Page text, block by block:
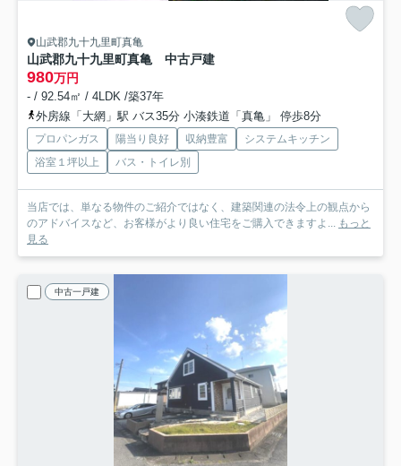
山武郡九十九里町真亀
山武郡九十九里町真亀 中古戸建
980万円
- / 92.54㎡ / 4LDK /築37年
外房線「大網」駅 バス35分 小湊鉄道「真亀」 停歩8分
プロパンガス 陽当り良好 収納豊富
システムキッチン
浴室１坪以上
バス・トイレ別
当店では、単なる物件のご紹介ではなく、建築関連の法令上の観点から
のアドバイスなど、お客様がより良い住宅をご購入できますよ... もっと
見る
中古一戸建